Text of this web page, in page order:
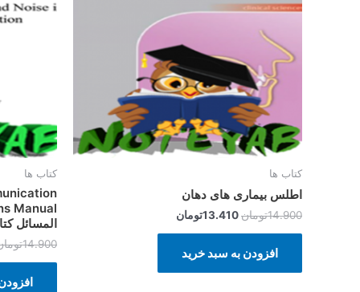
کتاب ها
اطلس بیماری های دهان
14.900تومان13.410تومان
افزودن به سبد خرید
کتاب ها
المسائل
14.900